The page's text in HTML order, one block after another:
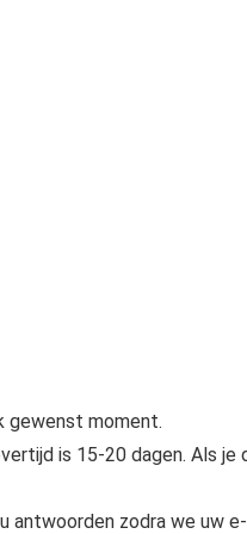
gewenst moment.
is 15-20 dagen. Als je
antwoorden zodra we uw e-